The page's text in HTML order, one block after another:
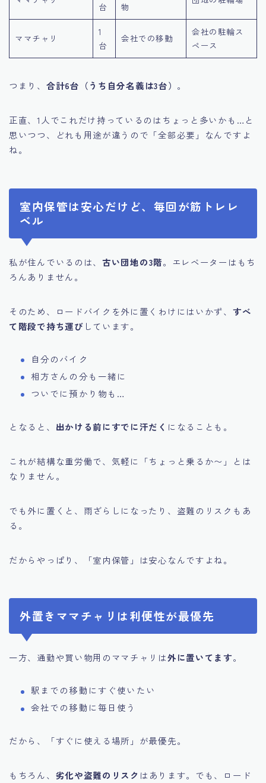
台 物
ママチャリ
1
台
会社での移動
会社の駐輪ス
ペース
つまり、 合計6台（うち自分名義は3台） 。
正直、1人でこれだけ持っているのはちょっと多いかも…と
思いつつ、どれも用途が違うので「全部必要」なんですよ
ね。
室内保管は安心だけど、毎回が筋トレレ
ベル
私が住んでいるのは、 古い団地の3階。エレベーターはもち
ろんありません。
そのため、ロードバイクを外に置くわけにはいかず、 すべ
て階段で持ち運び しています。
自分のバイク
相方さんの分も一緒に
ついでに預かり物も…
となると、 出かける前にすでに汗だく になることも。
これが結構な重労働で、気軽に「ちょっと乗るか〜」とは
なりません。
でも外に置くと、雨ざらしになったり、盗難のリスクもあ
る。
だからやっぱり、「室内保管」は安心なんですよね。
外置きママチャリは利便性が最優先
一方、通勤や買い物用のママチャリは外に置いてます。
駅までの移動にすぐ使いたい
会社での移動に毎日使う
だから、「すぐに使える場所」が最優先。
もちろん、 劣化や盗難のリスク はあります。でも、ロード